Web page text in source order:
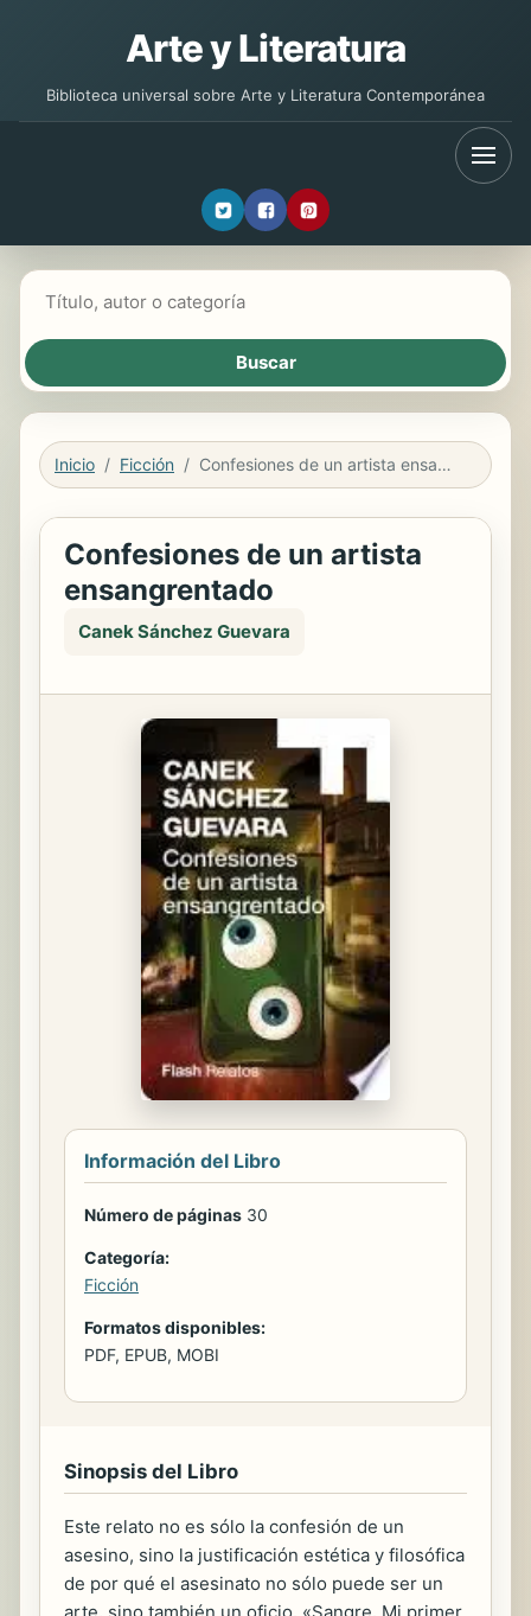
Arte y Literatura
Biblioteca universal sobre Arte y Literatura Contemporánea
Inicio Ficción Confesiones de un artista ensangrentado
Confesiones de un artista
ensangrentado
Canek Sánchez Guevara
Información del Libro
Número de páginas 30
Categoría:
Ficción
Formatos disponibles:
PDF, EPUB, MOBI
Sinopsis del Libro
Este relato no es sólo la confesión de un
asesino, sino la justificación estética y filosófica
de por qué el asesinato no sólo puede ser un
arte, sino también un oficio. «Sangre. Mi primer